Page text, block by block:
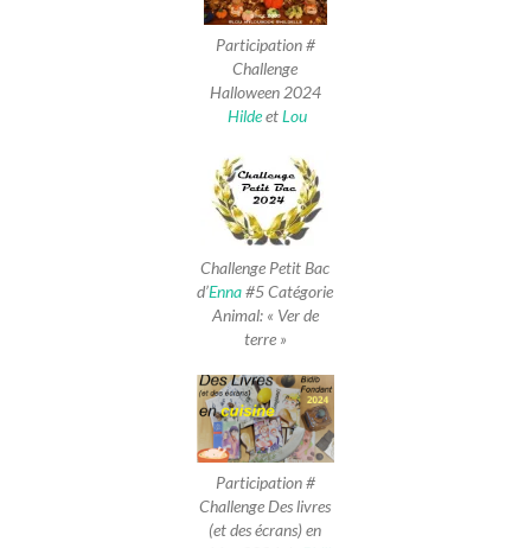
Participation #
Challenge
Halloween 2024
HildeetLou
Challenge Petit Bac
d’Enna#5 Catégorie
Animal: « Ver de
terre »
Participation #
Challenge Des livres
(et des écrans) en